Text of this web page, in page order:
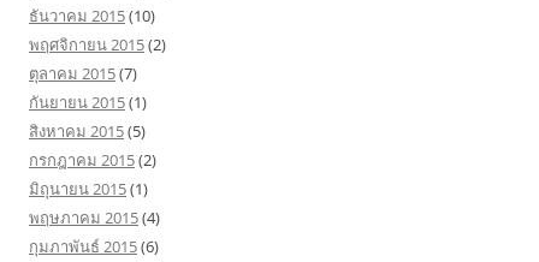
ธันวาคม 2015(10)
พฤศจิกายน 2015(2)
ตุลาคม 2015(7)
กันยายน 2015(1)
สิงหาคม 2015(5)
กรกฎาคม 2015(2)
มิถุนายน 2015(1)
พฤษภาคม 2015(4)
กุมภาพันธ์ 2015(6)